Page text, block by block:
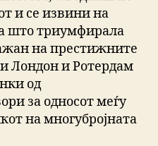
и се извини на
што триумфирала
на престижните
Лондон и Ротердам
од
за односот меѓу
на многубројната